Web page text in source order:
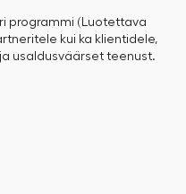
programmi (Luotettava
kui ka klientidele,
usaldusväärset teenust.